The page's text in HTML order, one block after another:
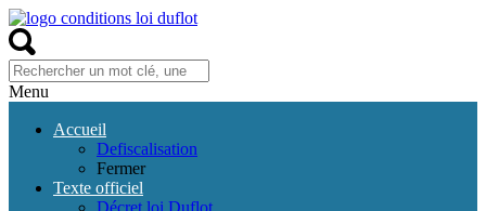
Menu
Accueil
Defiscalisation
Fermer
Texte officiel
Décret loi Duflot